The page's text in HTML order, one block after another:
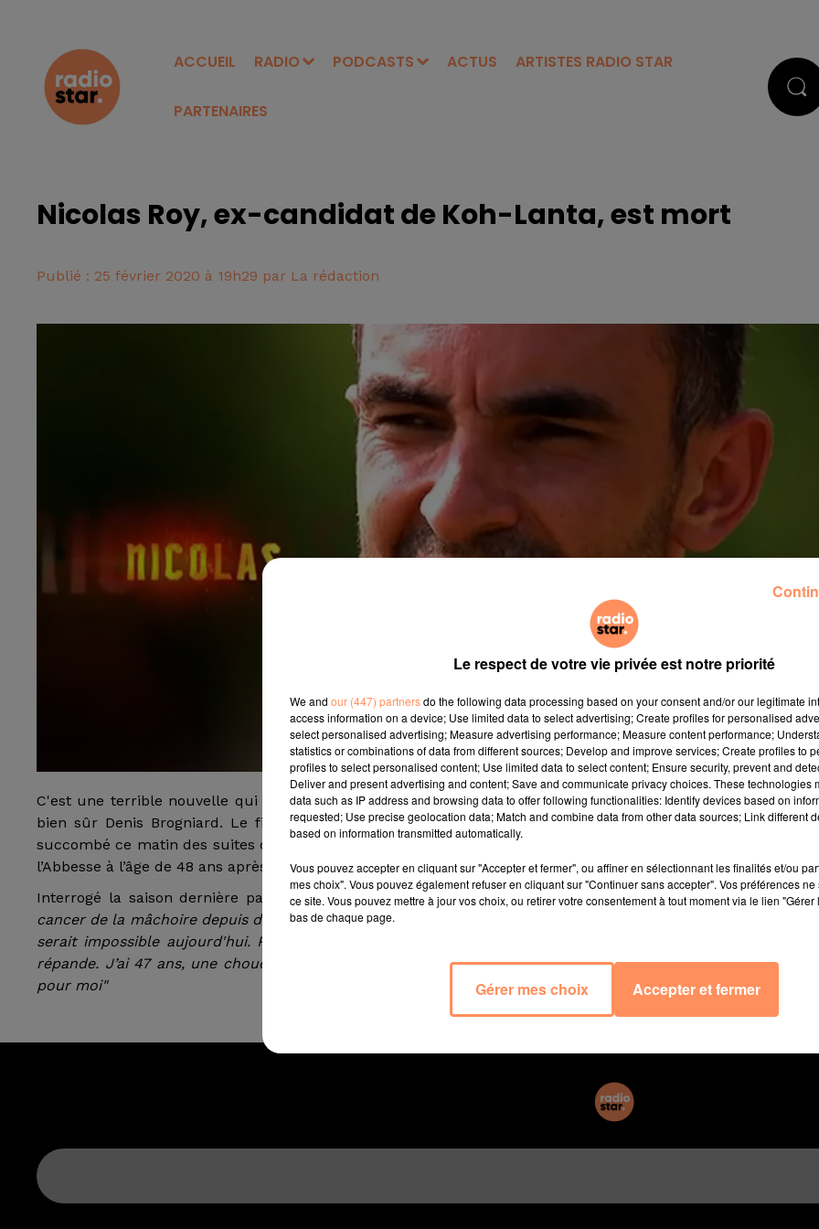
ACCUEIL RADIO PODCASTS ACTUS ARTISTES RADIO STAR
PARTENAIRES
Nicolas Roy, ex-candidat de Koh-Lanta, est mort
Publié : 25 février 2020 à 19h29 par La rédaction
C'est une terrible nouvelle qui frappe ce soir la grande famille des candidats et producteurs de Koh Lanta
bien sûr Denis Brogniard. Le finaliste de la deuxième saison du jeu d’aventure diffusée en 2002 sur
succombé ce matin des suites d’un cancer de la mâchoire. Nicolas Roy est décédé ce matin à l’hôpital de
l’Abbesse à l’âge de 48 ans après avoir longuement lutté contre la maladie annoncent nos confrères de TV
Interrogé la saison dernière par le magazine, il avait révélé:"J’ai un problème de santé assez grave. J’ai
cancer de la mâchoire depuis deux ans qui a endommagé ma dentition. Manger une coco dans “Koh-Lanta”
serait impossible aujourd'hui. Physiquement, je suis encore en bonne forme, malgré le risque que le mal
répande. J’ai 47 ans, une chouette vie avec une chouette famille et plein de copains. Il n’y a pas à
pour moi"
Le respect de votre vie privée est notre priorité
We and our (447) partnersdo the following data processing based on your consent and/or our legitimate
access information on a device; Use limited data to select advertising; Create profiles for personalised
select personalised advertising; Measure advertising performance; Measure content performance;
statistics or combinations of data from different sources; Develop and improve services; Create profiles to
profiles to select personalised content; Use limited data to select content; Ensure security, prevent and
Deliver and present advertising and content; Save and communicate privacy choices. These technologies
data such as IP address and browsing data to offer following functionalities: Identify devices based on
requested; Use precise geolocation data; Match and combine data from other data sources; Link different
based on information transmitted automatically.
Vous pouvez accepter en cliquant sur "Accepter et fermer", ou affiner en sélectionnant les finalités et/ou
mes choix". Vous pouvez également refuser en cliquant sur "Continuer sans accepter". Vos préférences
ce site. Vous pouvez mettre à jour vos choix, ou retirer votre consentement à tout moment via le lien
bas de chaque page.
Gérer mes choix Accepter et fermer